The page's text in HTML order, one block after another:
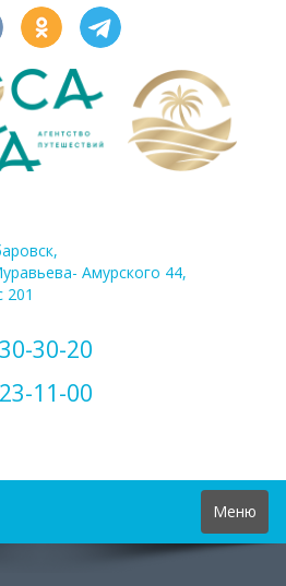
Амурского 44,
201
30-30-20
11-00
Toggle
navigation
Меню